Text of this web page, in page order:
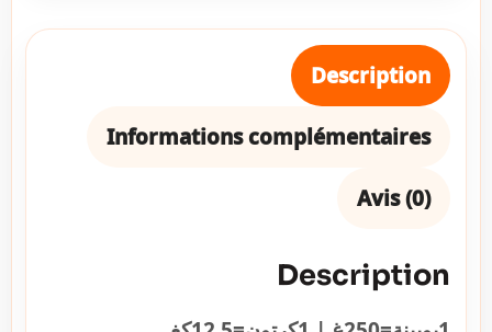
Description
Informations complémentaires
Avis (0)
Description